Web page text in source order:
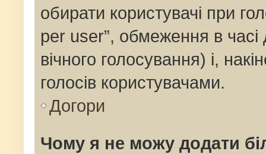
обирати користувачі при
per user”, обмеження в
вічного голосування) і,
голосів користувачами.
Догори
Чому я не можу додати